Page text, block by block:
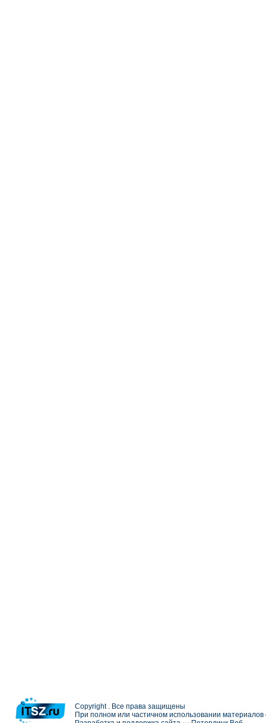
Copyright . Все права защищены
При полном или частичном использовании